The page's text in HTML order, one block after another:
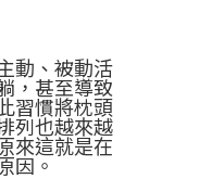
動、被動活
，甚至導致
習慣將枕頭
列也越來越
來這就是在
因。